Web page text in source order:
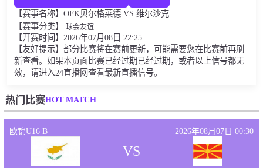
【赛事名称】OFK贝尔格莱德 VS 维尔沙克
【赛事分类】 球会友谊
【开赛时间】2026年07月08日 22:25
【友好提示】部分比赛将在赛前更新，可能需要您在比赛前再刷
新查看。如果本页面比赛已经过期已经过期，或者以上信号都无
效，请进入24直播网查看最新直播信号。
热门比赛HOT MATCH
欧锦U16 B 2026年08月07日 00:30
VS